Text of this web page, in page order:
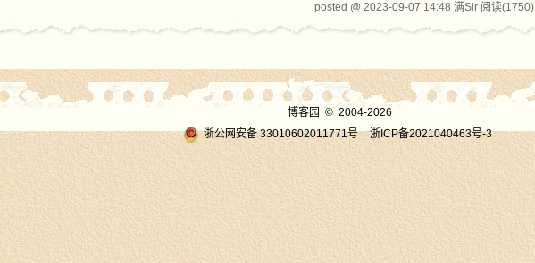
posted @ 2023-09-07 14:48 满Sir 阅读(1750)
博客园 © 2004-2026
浙公网安备 33010602011771号
浙ICP备2021040463号-3